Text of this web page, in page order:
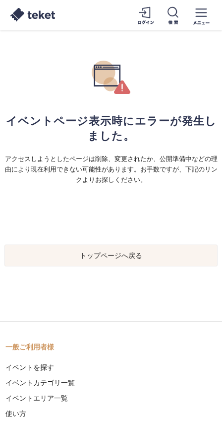
イベントページ表示時にエラーが発生し
ました。
アクセスしようとしたページは削除、変更されたか、公開準備中などの理
由により現在利用できない可能性があります。お手数ですが、下記のリン
クよりお探しください。
トップページへ戻る
一般ご利用者様
イベントを探す
イベントカテゴリ一覧
イベントエリア一覧
使い方